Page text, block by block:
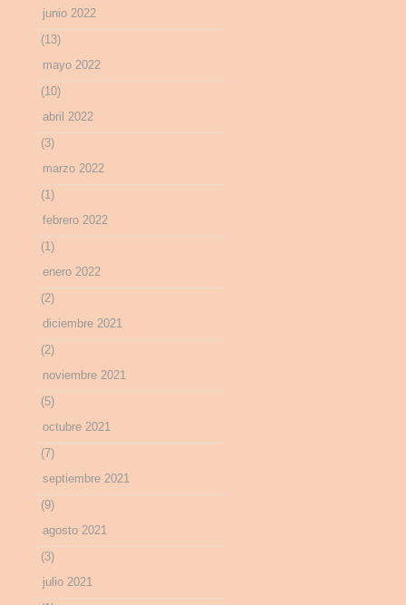
junio 2022
(13)
mayo 2022
(10)
abril 2022
(3)
marzo 2022
(1)
febrero 2022
(1)
enero 2022
(2)
diciembre 2021
(2)
noviembre 2021
(5)
octubre 2021
(7)
septiembre 2021
(9)
agosto 2021
(3)
julio 2021